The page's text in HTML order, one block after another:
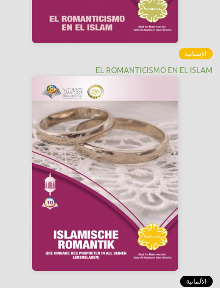
الإسبانية
EL ROMANTICISMO EN EL ISLAM
الألمانية